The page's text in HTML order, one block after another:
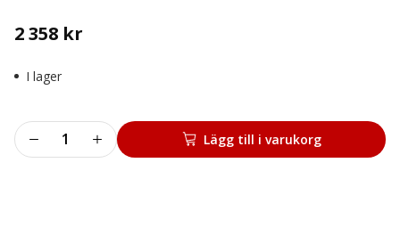
2 358 kr
I lager
Mc
sats
Lägg till i varukorg